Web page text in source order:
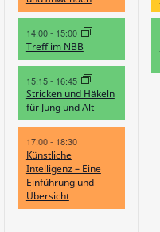
14:00- 15:00
Treff im NBB
15:15- 16:45
Stricken und Häkeln
für Jung und Alt
17:00- 18:30
Künstliche
Intelligenz – Eine
Einführung und
Übersicht